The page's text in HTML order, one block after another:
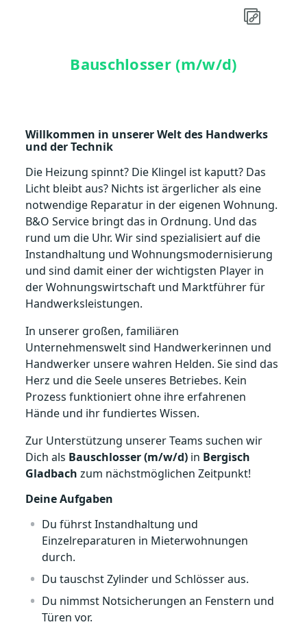
Bauschlosser (m/w/d)
Willkommen in unserer Welt des Handwerks
und der Technik
Die Heizung spinnt? Die Klingel ist kaputt? Das
Licht bleibt aus? Nichts ist ärgerlicher als eine
notwendi­ge Reparatur in der eigenen Wohnung.
B&O Service bringt das in Ordnung. Und das
rund um die Uhr. Wir sind spezialisiert auf die
Instandhaltung und Wohnungsmodernisierung
und sind damit einer der wichtigsten Player in
der Wohnungswirtschaft und Marktführer für
Handwerksleistungen.
In unserer großen, familiären
Unternehmenswelt sind Handwerkerinnen und
Handwerker unsere wahren Helden. Sie sind das
Herz und die Seele unseres Betriebes. Kein
Prozess funktioniert ohne ihre erfahrenen
Hände und ihr fundiertes Wissen.
Zur Unterstützung unserer Teams suchen wir
Dich als Bauschlosser (m/w/d) in Bergisch
Gladbachzum nächstmöglichen Zeitpunkt!
Deine Aufgaben
Du führst Instandhaltung und
Einzelreparaturen in Mieterwohnungen
durch.
Du tauschst Zylinder und Schlösser aus.
Du nimmst Notsicherungen an Fenstern und
Türen vor.